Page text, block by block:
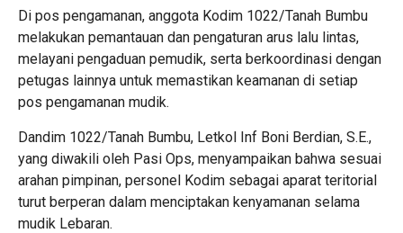
Di pos pengamanan, anggota Kodim 1022/Tanah Bumbu
melakukan pemantauan dan pengaturan arus lalu lintas,
melayani pengaduan pemudik, serta berkoordinasi dengan
petugas lainnya untuk memastikan keamanan di setiap
pos pengamanan mudik.
Dandim 1022/Tanah Bumbu, Letkol Inf Boni Berdian, S.E.,
yang diwakili oleh Pasi Ops, menyampaikan bahwa sesuai
arahan pimpinan, personel Kodim sebagai aparat teritorial
turut berperan dalam menciptakan kenyamanan selama
mudik Lebaran.